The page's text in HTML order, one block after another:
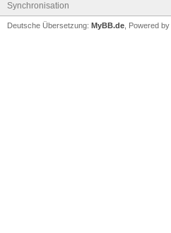
Synchronisation
Deutsche Übersetzung: MyBB.de , Powered by